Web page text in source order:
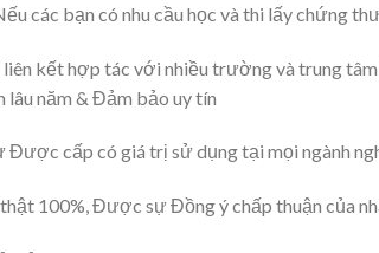
các bạn có nhu cầu học và thi lấy chứng
liên kết hợp tác với nhiều trường và trung
lâu năm & Đảm bảo uy tín
Được cấp có giá trị sử dụng tại mọi ngành
100%, Được sự Đồng ý chấp thuận của